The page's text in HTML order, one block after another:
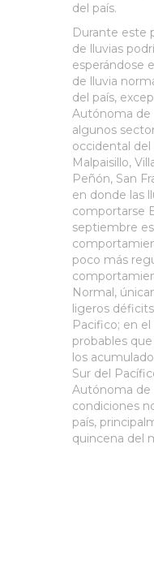
del país.
Durante este
de lluvias
esperándose
de lluvia
del país,
Autónoma de
algunos
occidental
Malpaisillo,
Peñón, San
en donde las
comportarse
septiembre
poco más
Normal,
ligeros
Pacifico; en
probables
los
Sur del
Autónoma de
condiciones
país,
quincena del